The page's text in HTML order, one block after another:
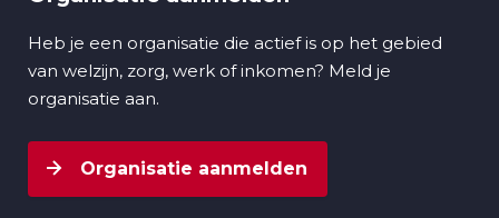
Heb je een organisatie die actief is op het gebied
van welzijn, zorg, werk of inkomen? Meld je
organisatie aan.
Organisatie aanmelden